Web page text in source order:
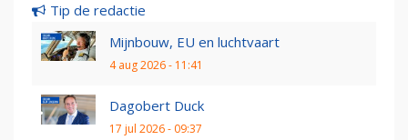
Tip de redactie
Mijnbouw, EU en luchtvaart
4 aug 2026 - 11:41
Dagobert Duck
17 jul 2026 - 09:37